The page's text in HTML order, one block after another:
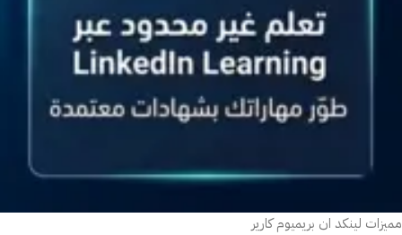
مميزات لينكد ان بريميوم كارير